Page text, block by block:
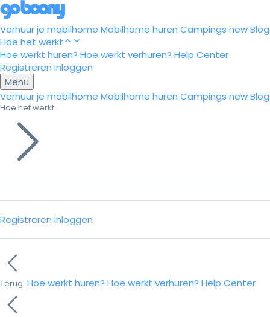
Verhuur je mobilhome Mobilhome huren Campings newBlog
Hoe het werkt
Hoe werkt huren? Hoe werkt verhuren? Help Center
Registreren Inloggen
Menu
Verhuur je mobilhome Mobilhome huren Campings newBlog
Hoe het werkt
Registreren Inloggen
Terug Hoe werkt huren? Hoe werkt verhuren? Help Center